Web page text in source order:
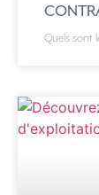
Quels sont